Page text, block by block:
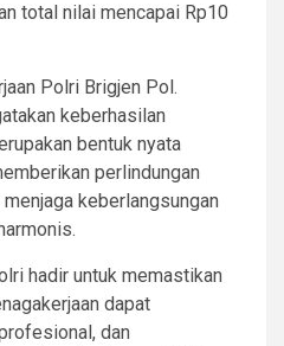
total nilai mencapai Rp10
Polri Brigjen Pol.
keberhasilan
bentuk nyata
perlindungan
keberlangsungan
hadir untuk memastikan
dapat
dan